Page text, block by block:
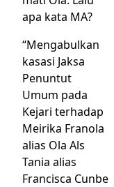
apa kata MA?
“Mengabulkan
kasasi Jaksa
Penuntut
Umum pada
Kejari terhadap
Meirika Franola
alias Ola Als
Tania alias
Francisca Cunbe